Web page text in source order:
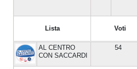
Lista Voti
AL CENTRO
CON SACCARDI
54